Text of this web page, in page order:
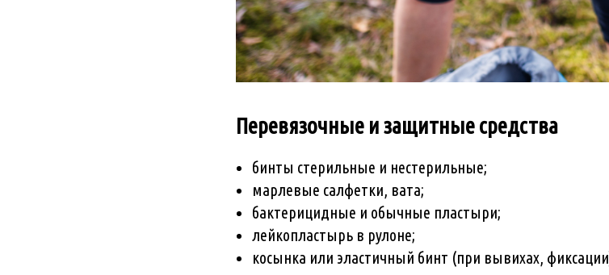
Перевязочные и защитные средства
бинты стерильные и нестерильные;
марлевые салфетки, вата;
бактерицидные и обычные пластыри;
лейкопластырь в рулоне;
косынка или эластичный бинт (при вывихах,